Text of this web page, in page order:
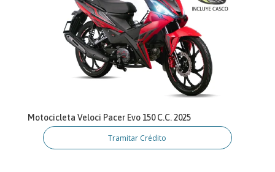
Motocicleta Veloci Pacer Evo 150 C.C. 2025
Tramitar Crédito